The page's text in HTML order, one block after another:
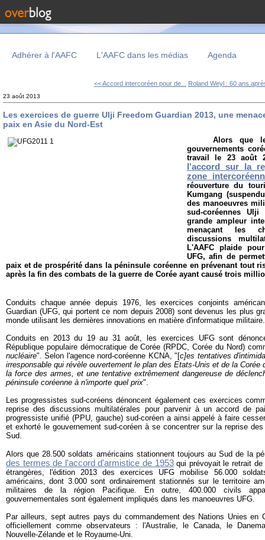
Adhérer à l'AAFC L'AAFC dans les médias Agenda
<< Accord intercoréen pour de... Roland Weyl : 60 ans
23 août 2013
Les exercices de guerre Ulji Freedom Guardian 2013, une
paix en Asie du Nord-Est
Alors que
gouvernements
travail le 23 août
l'accord sur la
zone
réouverture du
Kumgang
des manoeuvres
sud-coréennes Ulji
grande ampleur
menaçant les
discussions
L'AAFC plaide
UFG, afin de
paix et de prospérité dans la péninsule coréenne en prévenant tout
après la fin des combats de la guerre de Corée ayant causé trois
Conduits chaque année depuis 1976, les exercices conjoints
Guardian (UFG, qui portent ce nom depuis 2008) sont devenus les plus
monde utilisant les dernières innovations en matière d'informatique militaire.
Conduits en 2013 du 19 au 31 août, les exercices UFG sont
République populaire démocratique de Corée (RPDC, Corée du Nord)
nucléaire". Selon l'agence nord-coréenne KCNA, "[c]es tentatives
irresponsable qui révèle ouvertement le plan des Etats-Unis et de la Corée
la force des armes, et une tentative extrêmement dangereuse de
péninsule coréenne à n'importe quel prix".
Les progressistes sud-coréens dénoncent également ces exercices
reprise des discussions multilatérales pour parvenir à un accord de
progressiste unifié (PPU, gauche) sud-coréen a ainsi appelé à faire
et exhorté le gouvernement sud-coréen à se concentrer sur la reprise
Sud.
Alors que 28.500 soldats américains stationnent toujours au Sud de la
des termes de l'accord d'armistice de 1953qui prévoyait le retrait de
étrangères, l'édition 2013 des exercices UFG mobilise 56.000
américains, dont 3.000 sont ordinairement stationnés sur le territoire
militaires de la région Pacifique. En outre, 400.000 civils
gouvernementales sont également impliqués dans les manoeuvres UFG.
Par ailleurs, sept autres pays du commandement des Nations Unies en
officiellement comme observateurs : l'Australie, le Canada, le
Nouvelle-Zélande et le Royaume-Uni.